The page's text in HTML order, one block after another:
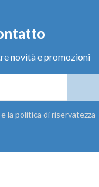
novità e promozioni
la politica di riservatezza